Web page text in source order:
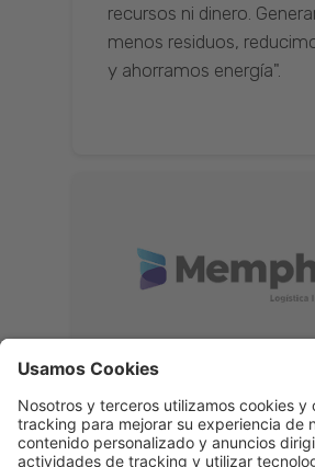
recursos ni dinero.
menos residuos,
y ahorramos energía".
Memphis
Eduardo Ribeiro